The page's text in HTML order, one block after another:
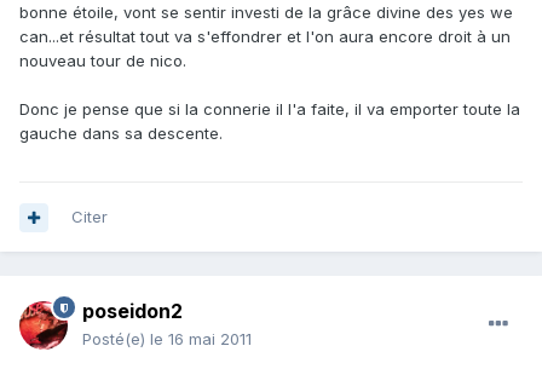
bonne étoile, vont se sentir investi de la grâce divine des yes we
can...et résultat tout va s'effondrer et l'on aura encore droit à un
nouveau tour de nico.
Donc je pense que si la connerie il l'a faite, il va emporter toute la
gauche dans sa descente.
Citer
poseidon2
Posté(e) le 16 mai 2011